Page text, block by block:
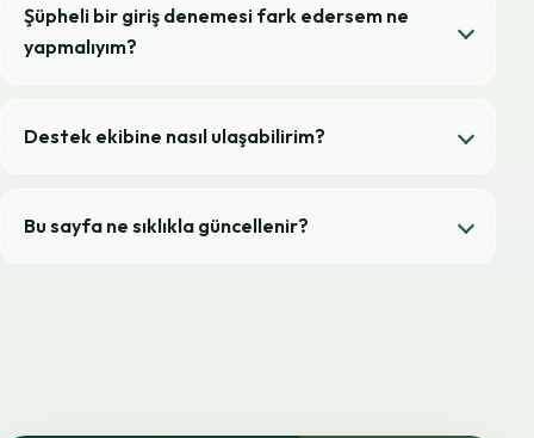
Şüpheli bir giriş denemesi fark edersem ne
yapmalıyım?
Destek ekibine nasıl ulaşabilirim?
Bu sayfa ne sıklıkla güncellenir?